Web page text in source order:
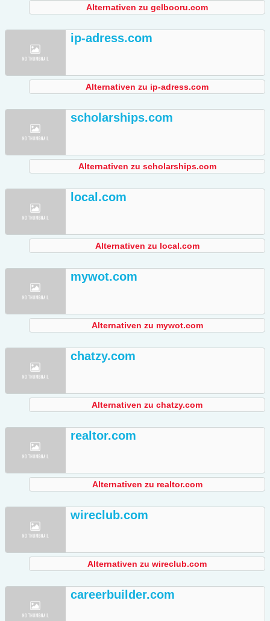
Alternativen zu gelbooru.com
ip-adress.com
Alternativen zu ip-adress.com
scholarships.com
Alternativen zu scholarships.com
local.com
Alternativen zu local.com
mywot.com
Alternativen zu mywot.com
chatzy.com
Alternativen zu chatzy.com
realtor.com
Alternativen zu realtor.com
wireclub.com
Alternativen zu wireclub.com
careerbuilder.com